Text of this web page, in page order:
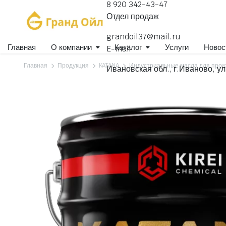
8 920 342-43-47
Отдел продаж
grandoil37@mail.ru
E-mail
Ивановская обл., г.Иваново,
Главная О компании Каталог
Для коммерческого транспорта
Для легковых автомобилей
Для селхозтехники
Компрессорные, вакуумные масла
Масла индустриальные
Масла специального назначения
Масла швейные
Масла-теплоносители
Услуги
Главная Продукция KATANA Индустриальные масла для